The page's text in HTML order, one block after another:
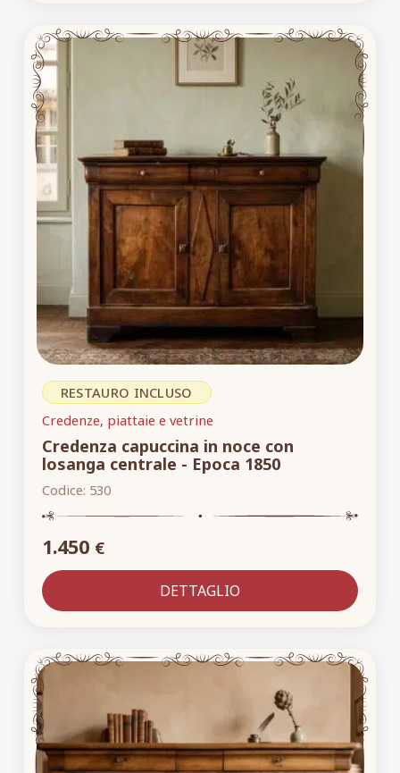
RESTAURO INCLUSO
Credenze, piattaie e vetrine
Credenza capuccina in noce con
losanga centrale - Epoca 1850
Codice: 530
1.450 €
DETTAGLIO